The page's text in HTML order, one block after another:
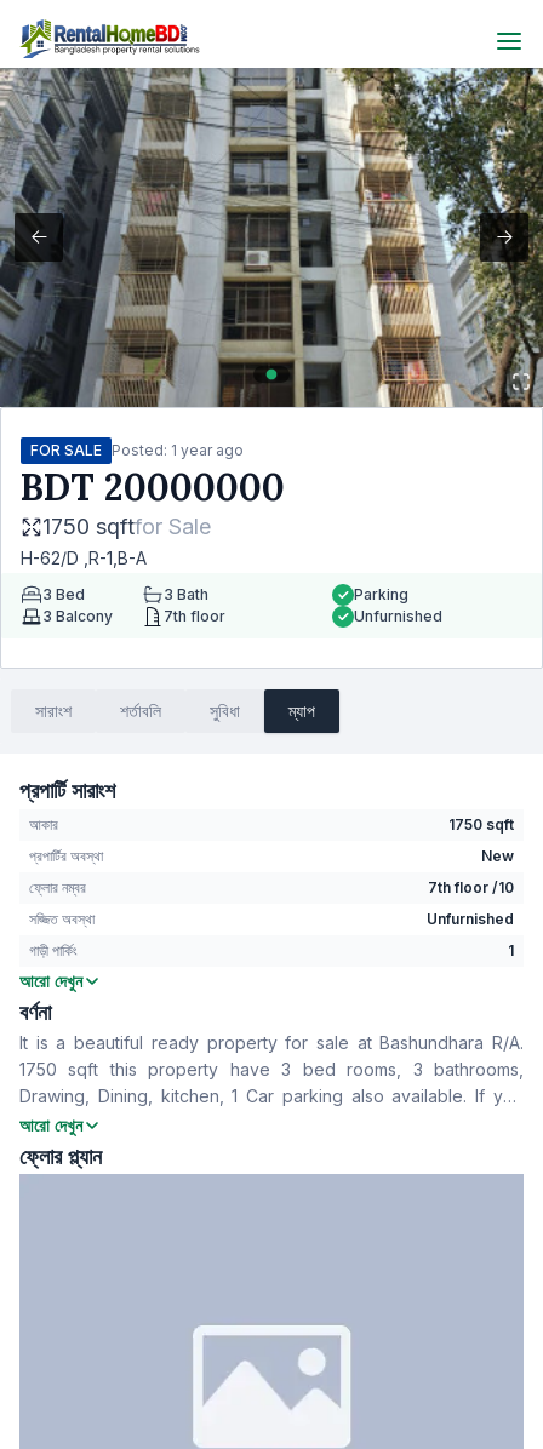
FOR SALE Posted: 1 year ago
BDT 20000000
1750 sqftfor Sale
H-62/D ,R-1,B-A
3 Bed 3 Bath
3 Balcony 7th floor
Parking
Unfurnished
সারাংশ শর্তাবলি সুবিধা ম্যাপ
প্রপার্টি সারাংশ
আকার
1750 sqft
প্রপার্টির অবস্থা
New
ফ্লোর নম্বর
7th floor /10
সজ্জিত অবস্থা
Unfurnished
গাড়ী পার্কিং
1
বেডরুম
বাথরুম
বসার রুম
Yes
Drawing Room
Yes
খাবার রুম
Yes
ফ্লোর টাইপ
Mozaic
আরো দেখুন
বর্ণনা
It is a beautiful ready property for sale at Bashundhara R/A.
1750 sqft this property have 3 bed rooms, 3 bathrooms,
Drawing, Dining, kitchen, 1 Car parking also available. If you
are interested, please feel free and contact with us!
আরো দেখুন
ফ্লোর প্ল্যান